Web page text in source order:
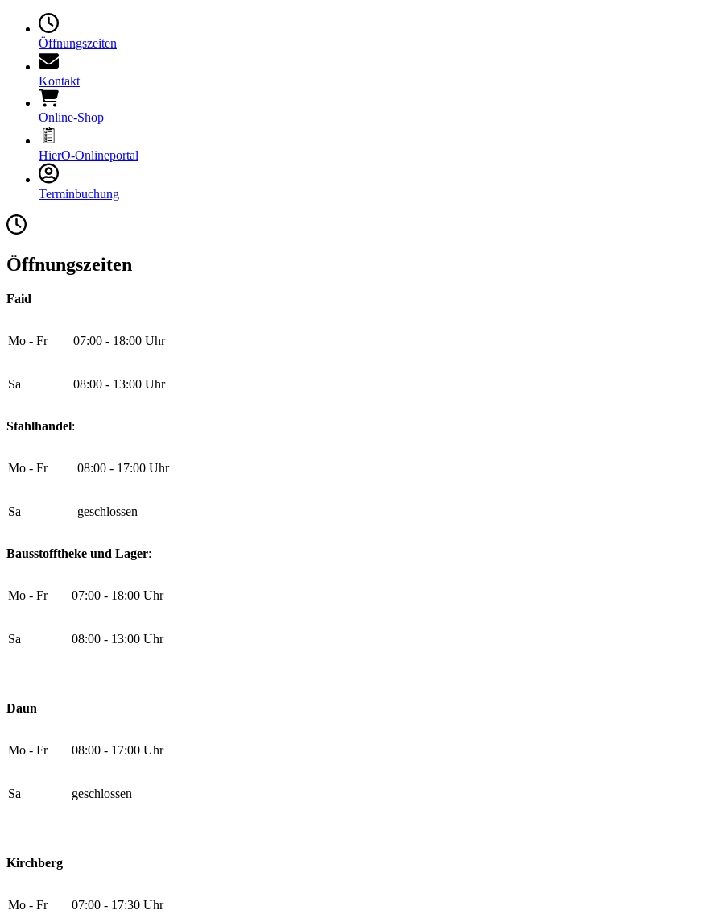
Öffnungszeiten
Kontakt
Online-Shop
HierO-Onlineportal
Terminbuchung
Öffnungszeiten
Faid
Mo - Fr 07:00 - 18:00 Uhr
Sa 08:00 - 13:00 Uhr
Stahlhandel:
Mo - Fr 08:00 - 17:00 Uhr
Sa geschlossen
Bausstofftheke und Lager:
Mo - Fr 07:00 - 18:00 Uhr
Sa 08:00 - 13:00 Uhr
Daun
Mo - Fr 08:00 - 17:00 Uhr
Sa geschlossen
Kirchberg
Mo - Fr 07:00 - 17:30 Uhr